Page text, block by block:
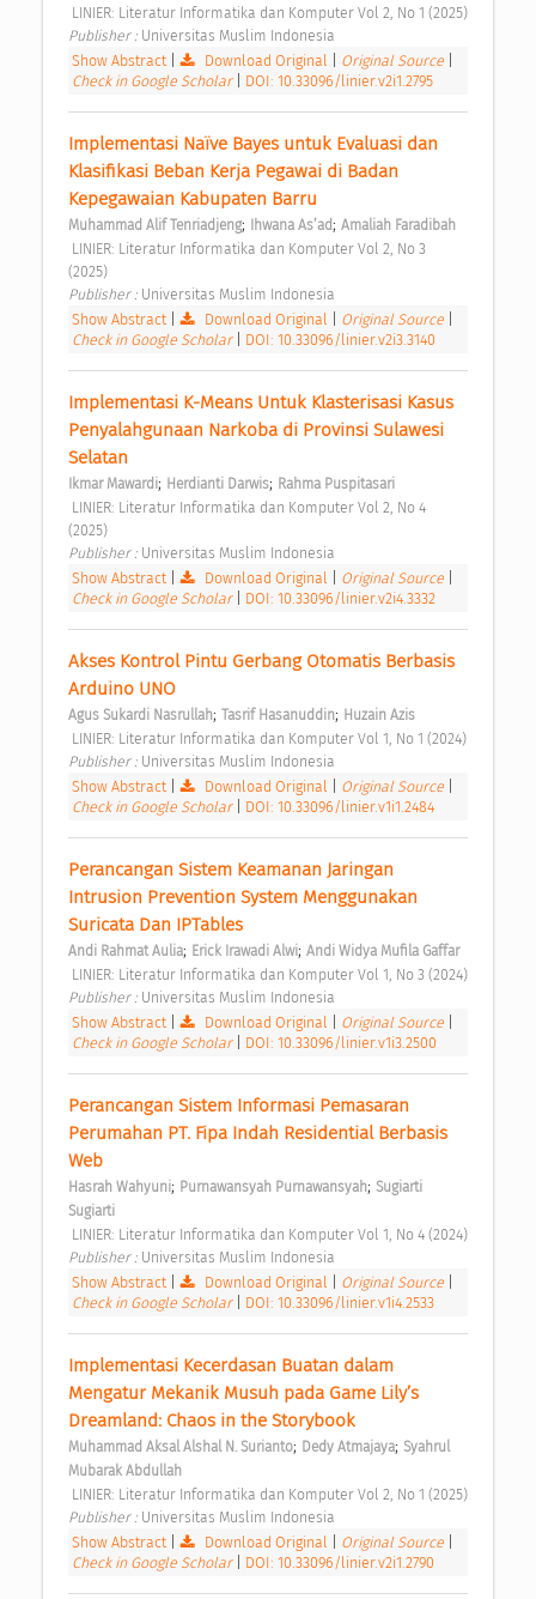
Publisher : Universitas Muslim Indonesia
Show Abstract
Download Original Original Source
Check in Google Scholar
DOI: 10.33096/linier.v2i1.2795
Implementasi Naïve Bayes untuk Evaluasi dan
Klasifikasi Beban Kerja Pegawai di Badan
Kepegawaian Kabupaten Barru
Muhammad Alif Tenriadjeng; Ihwana As’ad; Amaliah Faradibah
(2025)
Publisher : Universitas Muslim Indonesia
Show Abstract
Download Original Original Source
Check in Google Scholar
DOI: 10.33096/linier.v2i3.3140
Implementasi K-Means Untuk Klasterisasi Kasus
Penyalahgunaan Narkoba di Provinsi Sulawesi
Selatan
Ikmar Mawardi; Herdianti Darwis; Rahma Puspitasari
(2025)
Publisher : Universitas Muslim Indonesia
Show Abstract
Download Original Original Source
Check in Google Scholar
DOI: 10.33096/linier.v2i4.3332
Akses Kontrol Pintu Gerbang Otomatis Berbasis
Arduino UNO
Agus Sukardi Nasrullah; Tasrif Hasanuddin; Huzain Azis
Publisher : Universitas Muslim Indonesia
Show Abstract
Download Original Original Source
Check in Google Scholar
DOI: 10.33096/linier.v1i1.2484
Perancangan Sistem Keamanan Jaringan
Intrusion Prevention System Menggunakan
Suricata Dan IPTables
Andi Rahmat Aulia; Erick Irawadi Alwi; Andi Widya Mufila Gaffar
Publisher : Universitas Muslim Indonesia
Show Abstract
Download Original Original Source
Check in Google Scholar
DOI: 10.33096/linier.v1i3.2500
Perancangan Sistem Informasi Pemasaran
Perumahan PT. Fipa Indah Residential Berbasis
Web
Hasrah Wahyuni; Purnawansyah Purnawansyah; Sugiarti
Sugiarti
Publisher : Universitas Muslim Indonesia
Show Abstract
Download Original Original Source
Check in Google Scholar
DOI: 10.33096/linier.v1i4.2533
Implementasi Kecerdasan Buatan dalam
Mengatur Mekanik Musuh pada Game Lily’s
Dreamland: Chaos in the Storybook
Muhammad Aksal Alshal N. Surianto; Dedy Atmajaya; Syahrul
Mubarak Abdullah
Publisher : Universitas Muslim Indonesia
Show Abstract
Download Original Original Source
Check in Google Scholar
DOI: 10.33096/linier.v2i1.2790